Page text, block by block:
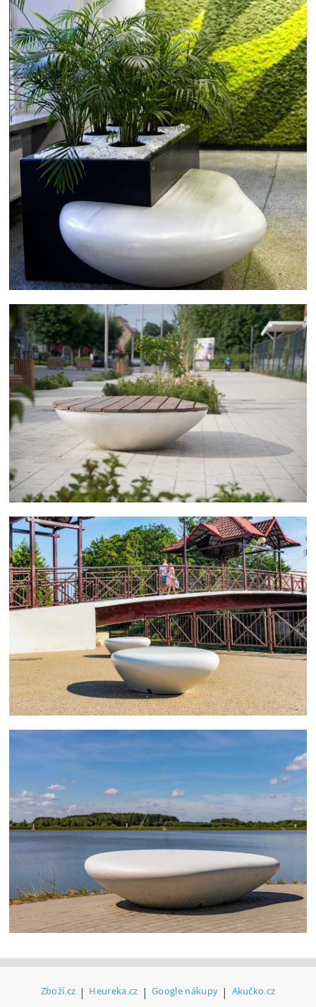
Zboží.cz | Heureka.cz | Google nákupy | Akučko.cz